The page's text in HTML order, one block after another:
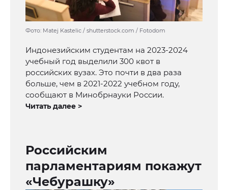
Фото: Matej Kastelic / shutterstock.com / Fotodom
Индонезийским студентам на 2023-2024
учебный год выделили 300 квот в
российских вузах. Это почти в два раза
больше, чем в 2021-2022 учебном году,
сообщают в Минобрнауки России.
Читать далее >
Российским
парламентариям покажут
«Чебурашку»